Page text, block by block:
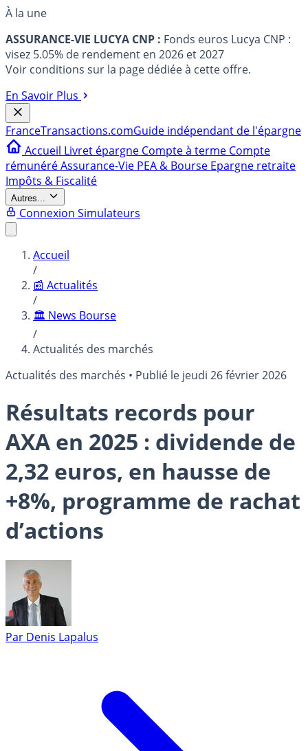
À la une
ASSURANCE-VIE LUCYA CNP : Fonds euros Lucya CNP :
visez 5.05% de rendement en 2026 et 2027
Voir conditions sur la page dédiée à cette offre.
En Savoir Plus
FranceTransactions.comGuide indépendant de l'épargne
Accueil Livret épargne Compte à terme Compte
rémunéréAssurance-Vie PEA & Bourse Epargne retraite
Impôts & Fiscalité
Autres...
Connexion Simulateurs
Accueil
/
📰 Actualités
/
🏛️ News Bourse
/
Actualités des marchés
Actualités des marchés • Publié le jeudi 26 février 2026
Résultats records pour
AXA en 2025 : dividende de
2,32 euros, en hausse de
+8%, programme de rachat
d’actions
Par Denis Lapalus